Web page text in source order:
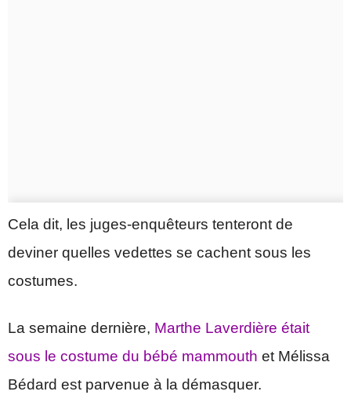
Cela dit, les juges-enquêteurs tenteront de
deviner quelles vedettes se cachent sous les
costumes.
La semaine dernière, Marthe Laverdière était
sous le costume du bébé mammouth et Mélissa
Bédard est parvenue à la démasquer.